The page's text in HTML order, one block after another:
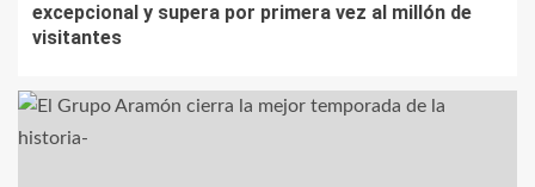
excepcional y supera por primera vez al millón de
visitantes